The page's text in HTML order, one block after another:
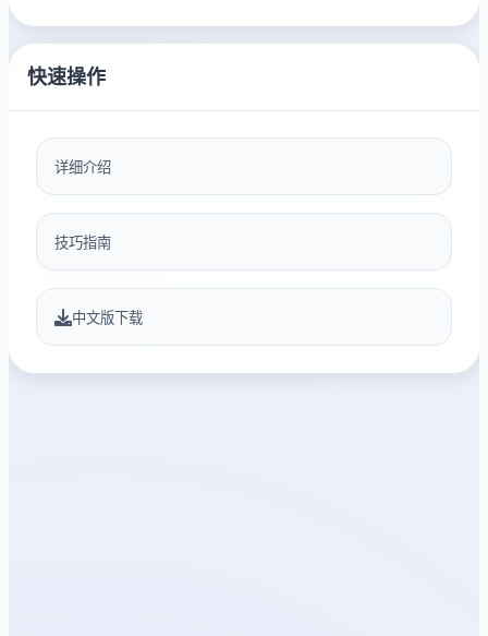
快速操作
详细介绍
技巧指南
中文版下载